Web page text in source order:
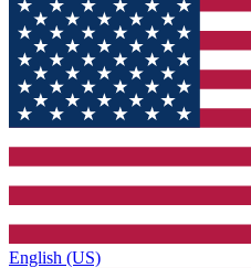
English (US)